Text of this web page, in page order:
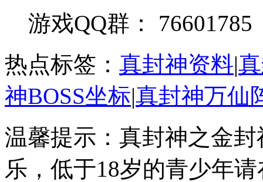
游戏QQ群： 76601785
热点标签： 真封神资料|
神BOSS坐标|真封神万仙
温馨提示：真封神之金
乐，低于18岁的青少年